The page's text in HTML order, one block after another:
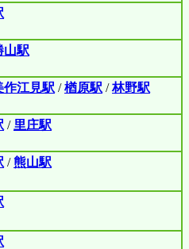
山駅
作江見駅 /楢原駅 /林野駅
/ 里庄駅
/熊山駅